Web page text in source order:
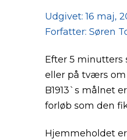
Udgivet: 16 maj,
Forfatter: Søren
Efter 5 minutters
eller på tværs
B1913`s målnet
forløb som den
Hjemmeholdet